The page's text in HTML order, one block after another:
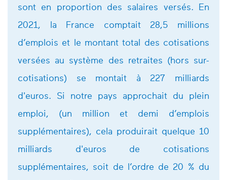
sont en proportion des salaires versés. En
2021, la France comptait 28,5 millions
d’emplois et le montant total des cotisations
versées au système des retraites (hors sur-
cotisations) se montait à 227 milliards
d'euros. Si notre pays approchait du plein
emploi, (un million et demi d’emplois
supplémentaires), cela produirait quelque 10
milliards d'euros de cotisations
supplémentaires, soit de l’ordre de 20 % du